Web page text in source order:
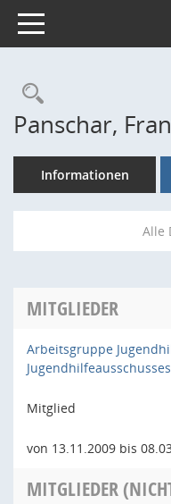
Toggle navigation
Panschar,
Informationen
Alle
MITGLIEDER
Arbeitsgruppe
Jugendhilfeausschusses
Mitglied
von 13.11.2009 bis
MITGLIEDER